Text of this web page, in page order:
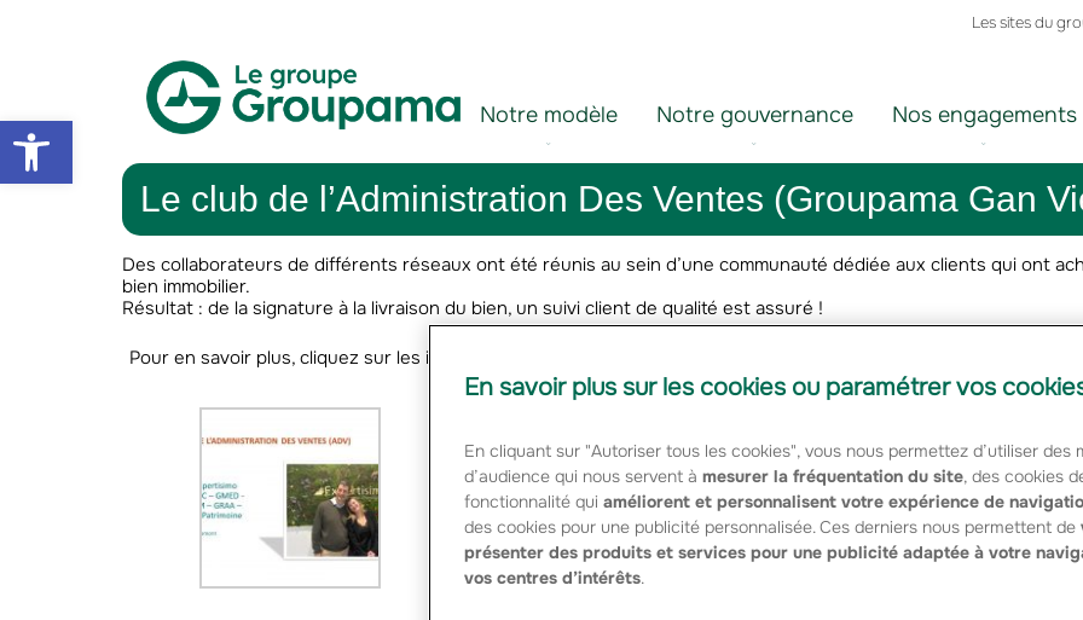
Open toolbar
Les sites du
Notre modèle Notre gouvernance Nos engagements
Le club de l’Administration Des Ventes (Groupama Gan
Des collaborateurs de différents réseaux ont été réunis au sein d’une communauté dédiée aux clients qui ont
bien immobilier.
Résultat : de la signature à la livraison du bien, un suivi client de qualité est assuré !
Pour en savoir plus, cliquez sur les images ci-dessous.
En savoir plus sur les cookies ou paramétrer vos
En cliquant sur "Autoriser tous les cookies", vous nous permettez d’utiliser des
d’audience qui nous servent à mesurer la fréquentation du site, des cookies
fonctionnalité qui améliorent et personnalisent votre expérience de
des cookies pour une publicité personnalisée. Ces derniers nous permettent de
présenter des produits et services pour une publicité adaptée à votre
vos centres d’intérêts.